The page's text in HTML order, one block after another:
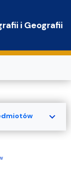
i Geografii
expand_more